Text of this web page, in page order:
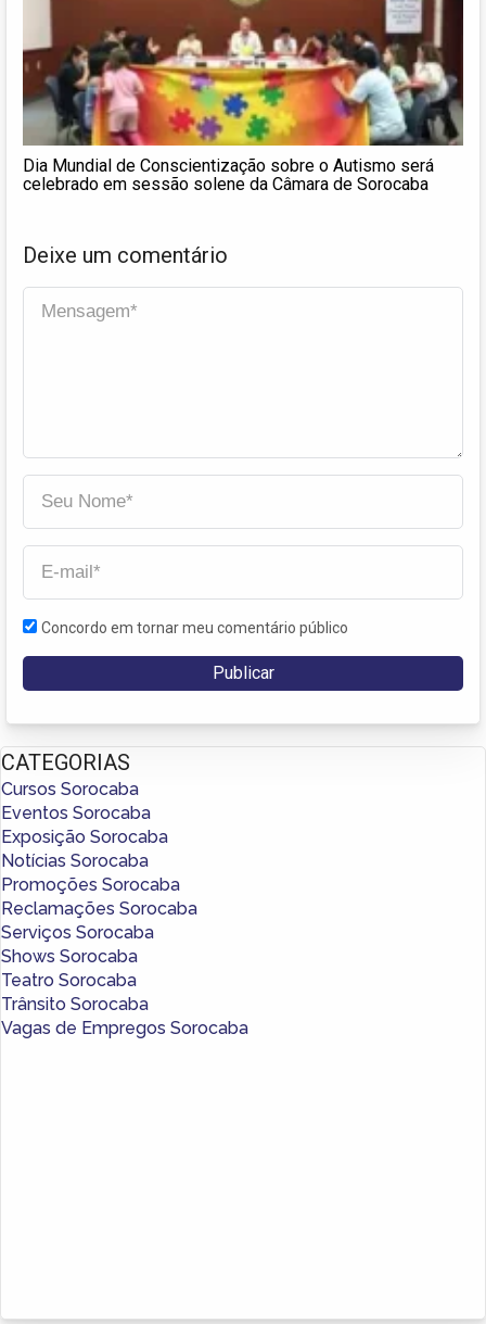
Dia Mundial de Conscientização sobre o Autismo será
celebrado em sessão solene da Câmara de Sorocaba
Deixe um comentário
Concordo em tornar meu comentário público
CATEGORIAS
Cursos Sorocaba
Eventos Sorocaba
Exposição Sorocaba
Notícias Sorocaba
Promoções Sorocaba
Reclamações Sorocaba
Serviços Sorocaba
Shows Sorocaba
Teatro Sorocaba
Trânsito Sorocaba
Vagas de Empregos Sorocaba